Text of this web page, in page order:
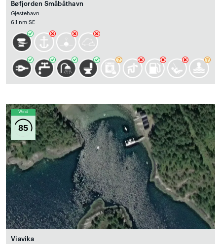
Bøfjorden Småbåthavn
Gjestehavn
6.1 nm SE
Wind
85
Viavika